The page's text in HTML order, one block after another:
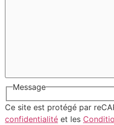
Message
Ce site est protégé par
confidentialité et les